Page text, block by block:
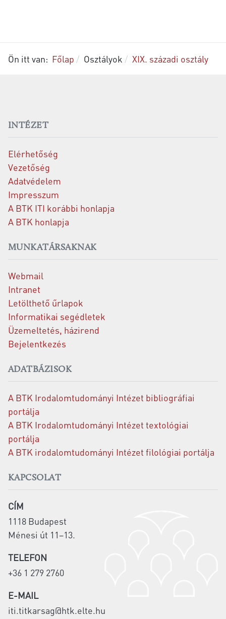
Ön itt van: Főlap Osztályok XIX. századi osztály
INTÉZET
Elérhetőség
Vezetőség
Adatvédelem
Impresszum
A BTK ITI korábbi honlapja
A BTK honlapja
MUNKATÁRSAKNAK
Webmail
Intranet
Letölthető űrlapok
Informatikai segédletek
Üzemeltetés, házirend
Bejelentkezés
ADATBÁZISOK
A BTK Irodalomtudományi Intézet bibliográfiai
portálja
A BTK Irodalomtudományi Intézet textológiai
portálja
A BTK irodalomtudományi Intézet filológiai portálja
KAPCSOLAT
CÍM
1118 Budapest
Ménesi út 11–13.
TELEFON
+36 1 279 2760
E-MAIL
iti.titkarsag@htk.elte.hu